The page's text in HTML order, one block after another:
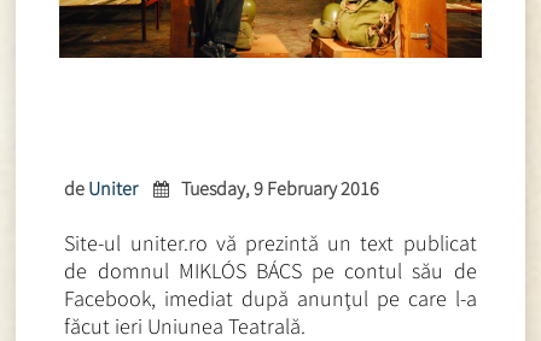
de Uniter Tuesday, 9 February 2016
Site-ul uniter.ro vă prezintă un text publicat
de domnul MIKLÓS BÁCS pe contul său de
Facebook, imediat după anunţul pe care l-a
făcut ieri Uniunea Teatrală.